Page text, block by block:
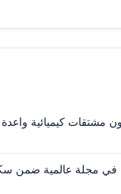
مشتقات كيميائية
مجلة عالمية ضمن